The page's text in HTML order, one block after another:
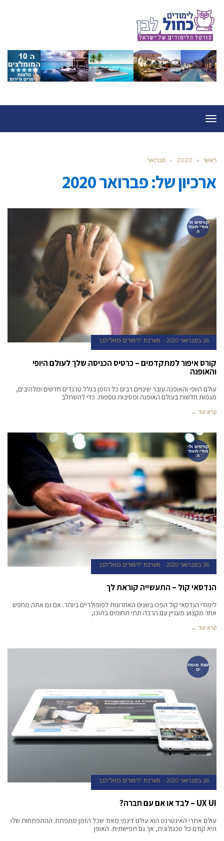
תפריט
ראשי »
2020
» פברואר
ארכיון של:פברואר 2020
קורסים ולי
מודי תעוד
ה
26 בפברואר 2020 מערכת 'לימודים כחול־לבן'
קורס איפור למתקדמים – כרטיס הכניסה שלך לעולם היופי
והאופנה
עולם היופי והאופנה עובר שינויים רבים כל הזמן בגלל טרנדים חדשים ומלהיבים,
מגמות חדשות בעולם האופנה ומסיבות נוספות. כדי להשתלב
קרא עוד ←
קורסים ולי
מודי תעוד
ה
26 בפברואר 2020 מערכת 'לימודים כחול־לבן'
הנדסאי קול – התעשייה קוראת לך
לימודי הנדסאי קול הפכו בשנים האחרונות לפופולריים ביותר. אם גם אתה מחפש
אחר מקצוע מעניין עם הרבה תתי תחומים בתוכו,
קרא עוד ←
עצת מומח
ים
26 בפברואר 2020 מערכת 'לימודים כחול־לבן'
UX UI – לבד או אם עם חברה?
עולם אתרי האינטרנט הוא עולם דינמי מאוד שכל הזמן מתפתח. ההתפתחות שלו
היא קודם כל טכנולוגית, אך גם תפישתית. האופן